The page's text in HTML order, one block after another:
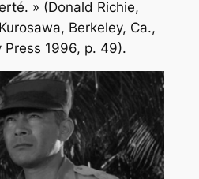
» (Donald Richie,
Berkeley, Ca.,
Press 1996, p. 49).